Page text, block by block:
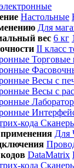
Настольные
Для
вес 6 кг
II класс
Торговые
Весы с
Весы с
Для
DataMatrix